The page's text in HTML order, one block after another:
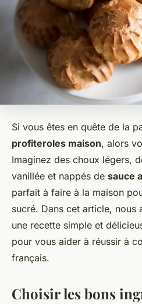
Si vous êtes en quête de la
profiteroles maison, alors
Imaginez des choux légers,
vanillée et nappés de sauce
parfait à faire à la maison
sucré. Dans cet article, nous
une recette simple et
pour vous aider à réussir à
français.
Choisir les bons